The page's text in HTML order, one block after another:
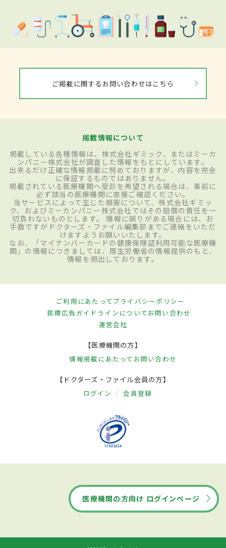
ご掲載に関するお問い合わせはこちら
掲載情報について
掲載している各種情報は、株式会社ギミック、またはミーカ
ンパニー株式会社が調査した情報をもとにしています。
出来るだけ正確な情報掲載に努めておりますが、内容を完全
に保証するものではありません。
掲載されている医療機関へ受診を希望される場合は、事前に
必ず該当の医療機関に直接ご確認ください。
当サービスによって生じた損害について、株式会社ギミッ
ク、およびミーカンパニー株式会社ではその賠償の責任を一
切負わないものとします。 情報に誤りがある場合には、お
手数ですがドクターズ・ファイル編集部までご連絡をいただ
けますようお願いいたします。
なお、「マイナンバーカードの健康保険証利用可能な医療機
関」の情報につきましては、厚生労働省の情報提供のもと、
情報を掲出しております。
ご利用にあたってプライバシーポリシー
医療広告ガイドラインについてお問い合わせ
運営会社
【医療機関の方】
情報掲載にあたって お問い合わせ
【ドクターズ・ファイル会員の方】
ログイン 会員登録
医療機関の方向け ログインページ